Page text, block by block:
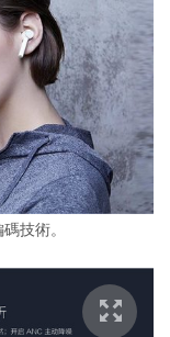
技術。